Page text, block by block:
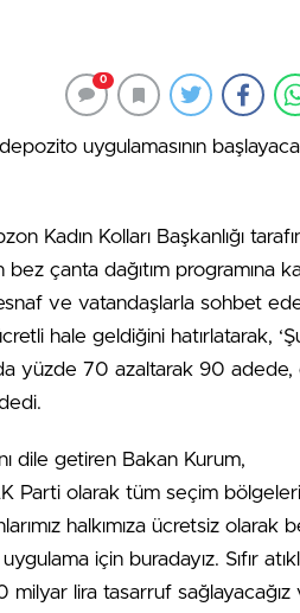
0
uygulamasının
Kadın Kolları Başkanlığı
çanta dağıtım programına
ve vatandaşlarla sohbet
hale geldiğini hatırlatarak,
yüzde 70 azaltarak 90
dile getiren Bakan Kurum,
Parti olarak tüm seçim
halkımıza ücretsiz olarak
için buradayız. Sıfır
milyar lira tasarruf